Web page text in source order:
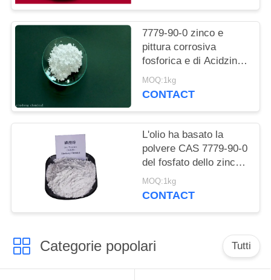
7779-90-0 zinco e
pittura corrosiva
fosforica e di Acidzinc
dell'acido fosforico anti
per acciaio
MOQ:1kg
CONTACT
L'olio ha basato la
polvere CAS 7779-90-0
del fosfato dello zinco
della pittura per la nave
e le strutture d'acciaio
MOQ:1kg
CONTACT
Categorie popolari Tutti